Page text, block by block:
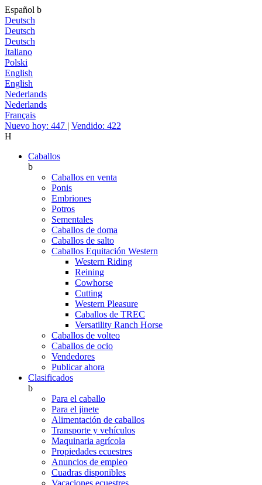
Español b
Deutsch
Deutsch
Deutsch
Italiano
Polski
English
English
Nederlands
Nederlands
Français
Nuevo hoy: 447 | Vendido: 422
H
Caballos
b
Caballos en venta
Ponis
Embriones
Potros
Sementales
Caballos de doma
Caballos de salto
Caballos Equitación Western
Western Riding
Reining
Cowhorse
Cutting
Western Pleasure
Caballos de TREC
Versatility Ranch Horse
Caballos de volteo
Caballos de ocio
Vendedores
Publicar ahora
Clasificados
b
Para el caballo
Para el jinete
Alimentación de caballos
Transporte y vehículos
Maquinaria agrícola
Propiedades ecuestres
Anuncios de empleo
Cuadras disponibles
Vacaciones ecuestres